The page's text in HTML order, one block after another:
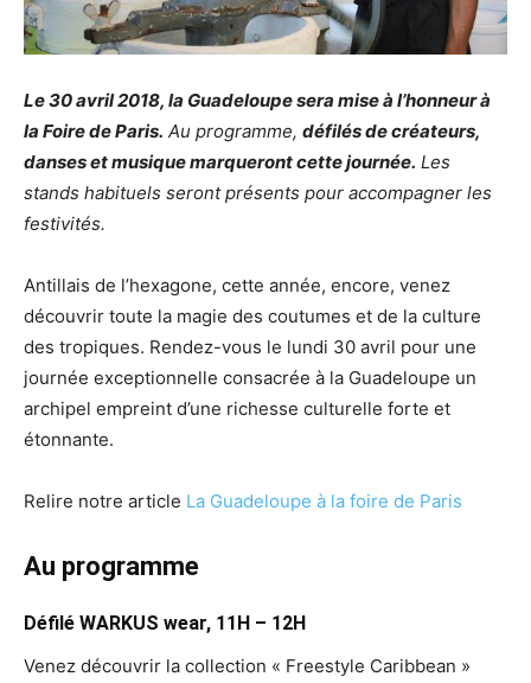
Le 30 avril 2018, la Guadeloupe sera mise à l’honneur à
la Foire de Paris. Au programme, défilés de créateurs,
danses et musique marqueront cette journée. Les
stands habituels seront présents pour accompagner les
festivités.
Antillais de l’hexagone, cette année, encore, venez
découvrir toute la magie des coutumes et de la culture
des tropiques. Rendez-vous le lundi 30 avril pour une
journée exceptionnelle consacrée à la Guadeloupe un
archipel empreint d’une richesse culturelle forte et
étonnante.
Relire notre article La Guadeloupe à la foire de Paris
Au programme
Défilé WARKUS wear, 11H – 12H
Venez découvrir la collection « Freestyle Caribbean »